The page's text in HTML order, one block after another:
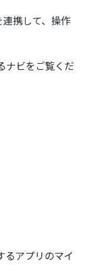
携して、操作
ナビをご覧くだ
るアプリのマイ